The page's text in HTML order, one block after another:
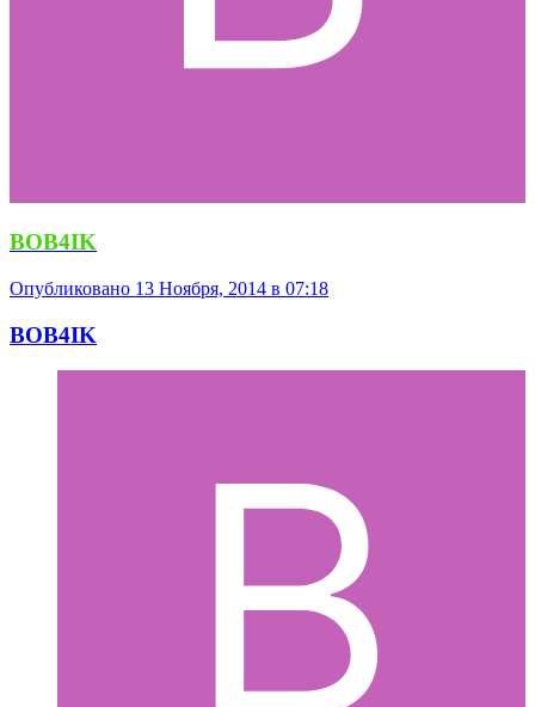
BOB4IK
Опубликовано 13 Ноября, 2014 в 07:18
BOB4IK